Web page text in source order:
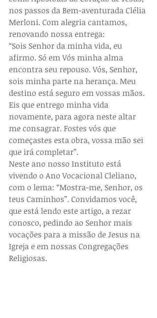
nos passos da Bem-aventurada Clélia
Merloni. Com alegria cantamos,
renovando nossa entrega:
“Sois Senhor da minha vida, eu
afirmo. Só em Vós minha alma
encontra seu repouso. Vós, Senhor,
sois minha parte na herança. Meu
destino está seguro em vossas mãos.
Eis que entrego minha vida
novamente, para agora neste altar
me consagrar. Fostes vós que
começastes esta obra, vossa mão sei
que irá completar”.
Neste ano nosso Instituto está
vivendo o Ano Vocacional Cleliano,
com o lema: “Mostra-me, Senhor, os
teus Caminhos”. Convidamos você,
que está lendo este artigo, a rezar
conosco, pedindo ao Senhor mais
vocações para a missão de Jesus na
Igreja e em nossas Congregações
Religiosas.